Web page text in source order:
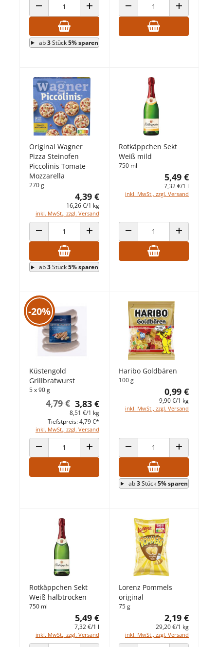
ANZAHL VERRINGERNANZAHL ERHÖHEN
ab3Stück5% sparen
ANZAHL VERRINGERNANZAHL
Original Wagner
Pizza Steinofen
Piccolinis Tomate-
Mozzarella
270 g
4,39 €
16,26 €/1 kg
inkl. MwSt., zzgl. Versand
ANZAHL VERRINGERNANZAHL ERHÖHEN
ab3Stück5% sparen
Rotkäppchen Sekt
Weiß mild
750 ml
5,49 €
7,32 €/1 l
inkl. MwSt., zzgl. Versand
ANZAHL VERRINGERNANZAHL
-20%
Küstengold
Grillbratwurst
5 x 90 g
3,83 €
4,79 €
8,51 €/1 kg
inkl. MwSt., zzgl. Versand
Tiefstpreis: 4,79 €*
ANZAHL VERRINGERNANZAHL ERHÖHEN
Haribo Goldbären
100 g
0,99 €
9,90 €/1 kg
inkl. MwSt., zzgl. Versand
ANZAHL VERRINGERNANZAHL
ab3Stück5% sparen
Rotkäppchen Sekt
Weiß halbtrocken
750 ml
5,49 €
7,32 €/1 l
inkl. MwSt., zzgl. Versand
Lorenz Pommels
original
75 g
2,19 €
29,20 €/1 kg
inkl. MwSt., zzgl. Versand